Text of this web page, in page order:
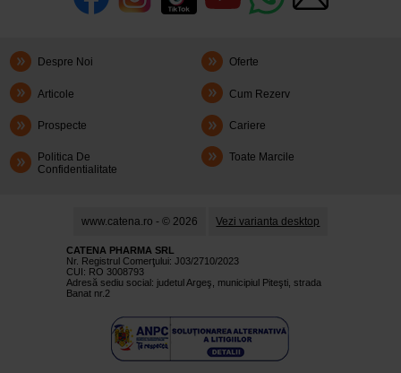
Despre Noi Oferte
Articole Cum Rezerv
Prospecte Cariere
Politica De
Confidentialitate
Toate Marcile
www.catena.ro - © 2026 Vezi varianta desktop
CATENA PHARMA SRL
Nr. Registrul Comerţului: J03/2710/2023
CUI: RO 3008793
Adresă sediu social: judetul Argeş, municipiul Piteşti, strada
Banat nr.2